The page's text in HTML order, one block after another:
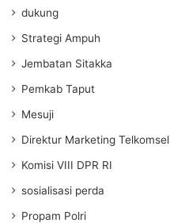
dukung
Strategi Ampuh
Jembatan Sitakka
Pemkab Taput
Mesuji
Direktur Marketing Telkomsel
Komisi VIII DPR RI
sosialisasi perda
Propam Polri